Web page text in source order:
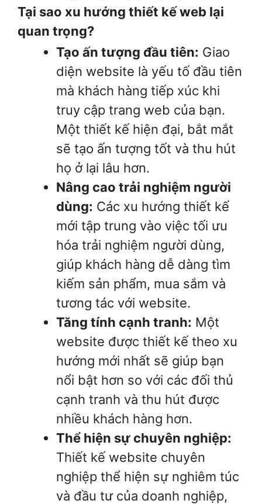
Tại sao xu hướng thiết kế web lại
quan trọng?
Tạo ấn tượng đầu tiên: Giao
diện website là yếu tố đầu tiên
mà khách hàng tiếp xúc khi
truy cập trang web của bạn.
Một thiết kế hiện đại, bắt mắt
sẽ tạo ấn tượng tốt và thu hút
họ ở lại lâu hơn.
Nâng cao trải nghiệm người
dùng: Các xu hướng thiết kế
mới tập trung vào việc tối ưu
hóa trải nghiệm người dùng,
giúp khách hàng dễ dàng tìm
kiếm sản phẩm, mua sắm và
tương tác với website.
Tăng tính cạnh tranh: Một
website được thiết kế theo xu
hướng mới nhất sẽ giúp bạn
nổi bật hơn so với các đối thủ
cạnh tranh và thu hút được
nhiều khách hàng hơn.
Thể hiện sự chuyên nghiệp:
Thiết kế website chuyên
nghiệp thể hiện sự nghiêm túc
và đầu tư của doanh nghiệp,